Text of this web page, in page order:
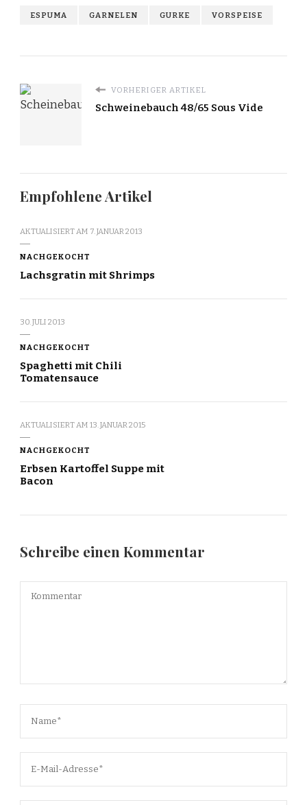
ESPUMA GARNELEN GURKE VORSPEISE
VORHERIGER ARTIKEL
Schweinebauch 48/65 Sous Vide
Empfohlene Artikel
AKTUALISIERT AM 7. JANUAR 2013
NACHGEKOCHT
Lachsgratin mit Shrimps
30. JULI 2013
NACHGEKOCHT
Spaghetti mit Chili
Tomatensauce
AKTUALISIERT AM 13. JANUAR 2015
NACHGEKOCHT
Erbsen Kartoffel Suppe mit
Bacon
Schreibe einen Kommentar